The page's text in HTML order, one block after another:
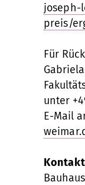
joseph-
preis/
Für Rü
Fakultä
unter
E-Mail
Kontakt